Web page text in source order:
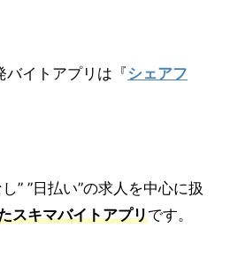
バイトアプリは『シェアフ
” ”日払い”の求人を中心に扱
スキマバイトアプリです。